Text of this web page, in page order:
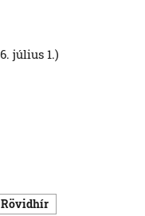
július 1.)
Rövidhír